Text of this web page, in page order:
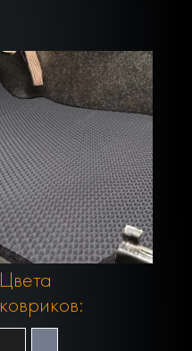
Цвета
ковриков: